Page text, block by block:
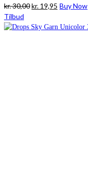
kr.30,00Den
pris
kr. 19,95 Den
pris
Buy Now
Tilbud